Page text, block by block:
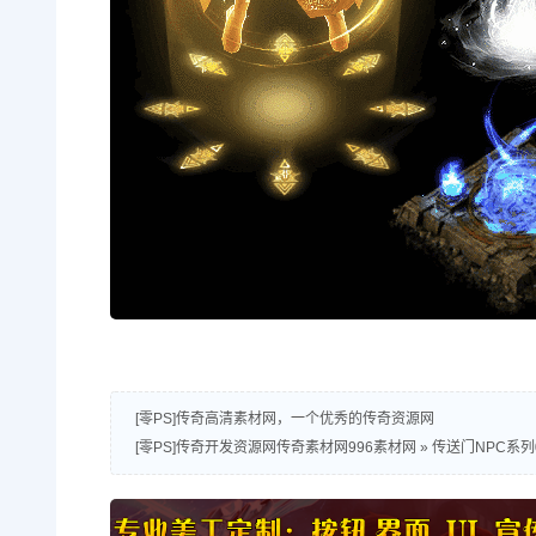
[零PS]传奇高清素材网，一个优秀的传奇资源网
[零PS]传奇开发资源网传奇素材网996素材网 » 传送门NPC系